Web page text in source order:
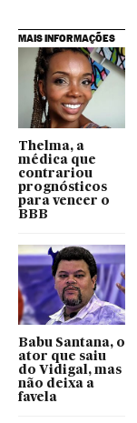
MAIS INFORMAÇÕES
Thelma, a
médica que
contrariou
prognósticos
para vencer o
BBB
Babu Santana, o
ator que saiu
do Vidigal, mas
não deixa a
favela